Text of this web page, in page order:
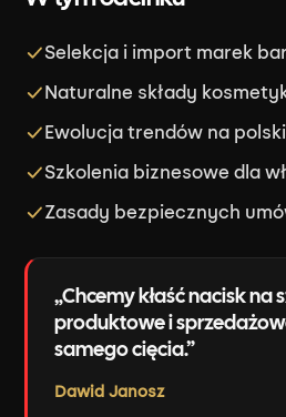
Selekcja i import marek
Naturalne składy
Ewolucja trendów na
Szkolenia biznesowe dla
Zasady bezpiecznych
Chcemy kłaść nacisk na
produktowe i
samego cięcia.
Dawid Janosz